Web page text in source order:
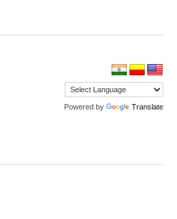
Powered by Translate